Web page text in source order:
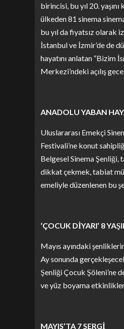
birincisi, bu yıl 20.
ülkeden 81 sinema
bu yıl da fiyatsız olarak
İstanbul ve İzmir’de de
hayatını anlatan “Bizim
Merkezi’ndeki açılış
ANADOLU YABAN
Uluslararası Emekçi
Festivali’ne konut
Belgesel Sinema Şenliği,
dikkat çekmek, tabiat
emeliyle düzenlenen bu
‘ÇOCUK DİYARI’ 8
Mayıs ayındaki
Ay sonunda
Şenliği Çocuk Şöleni’ne
ve yüz boyama
MAYIS’TA 7 SERGİ